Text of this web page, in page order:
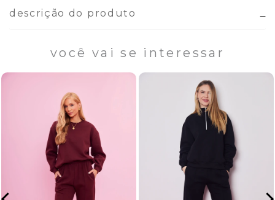
descrição do produto
você vai se interessar